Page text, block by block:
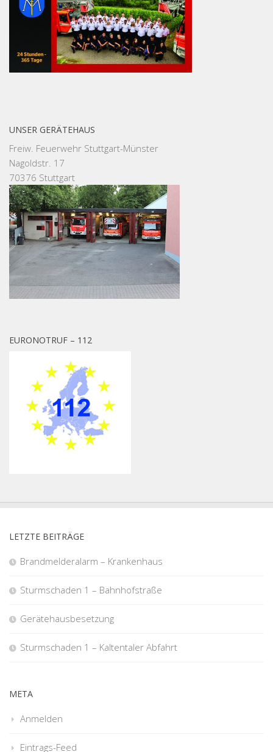
UNSER GERÄTEHAUS
Freiw. Feuerwehr Stuttgart-Münster
Nagoldstr. 17
70376 Stuttgart
EURONOTRUF – 112
LETZTE BEITRÄGE
Brandmelderalarm – Krankenhaus
Sturmschaden 1 – Bahnhofstraße
Gerätehausbesetzung
Sturmschaden 1 – Kaltentaler Abfahrt
META
Anmelden
Eintrags-Feed